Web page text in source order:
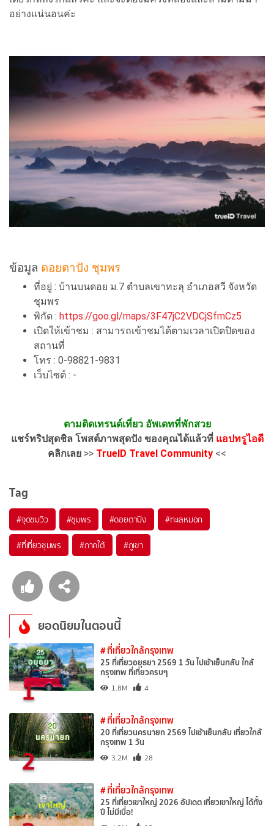
อย่างแน่นอนค่ะ
ข้อมูล ดอยตาปัง ชุมพร
ที่อยู่ : บ้านบนดอย ม.7 ตำบลเขาทะลุ อำเภอสวี จังหวัด
ชุมพร
พิกัด : https://goo.gl/maps/3F47jC2VDCjSfmCz5
เปิดให้เข้าชม : สามารถเข้าชมได้ตามเวลาเปิดปิดของ
สถานที่
โทร : 0-98821-9831
เว็บไซต์ : -
ตามติดเทรนด์เที่ยว อัพเดทที่พักสวย
แชร์ทริปสุดชิล โพสต์ภาพสุดปัง ของคุณได้แล้วที่ แอปทรูไอดี
คลิกเลย >> TrueID Travel Community <<
Tag
#จุดชมวิว #ชุมพร #ดอยตาปัง #ทะเลหมอก
#ที่เที่ยวชุมพร #ภาคใต้ #ภูเขา
ยอดนิยมในตอนนี้
1
# ที่เที่ยวใกล้กรุงเทพ
25 ที่เที่ยวอยุธยา 2569 1 วัน ไปเช้าเย็นกลับ ใกล้
กรุงเทพ ที่เที่ยวครบๆ
1.8M 4
2
# ที่เที่ยวใกล้กรุงเทพ
20 ที่เที่ยวนครนายก 2569 ไปเช้าเย็นกลับ เที่ยวใกล้
กรุงเทพ 1 วัน
3.2M 28
# ที่เที่ยวใกล้กรุงเทพ
25 ที่เที่ยวเขาใหญ่ 2026 อัปเดต เที่ยวเขาใหญ่ ได้ทั้ง
ปี ไม่มีเบื่อ!